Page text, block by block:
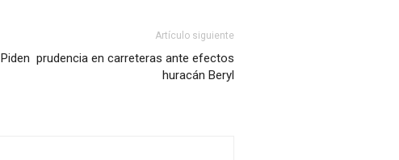
Artículo siguiente
Piden prudencia en carreteras ante efectos
huracán Beryl